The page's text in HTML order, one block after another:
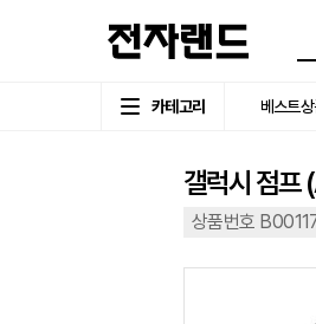
카테고리 베스트
갤럭시 점프
상품번호